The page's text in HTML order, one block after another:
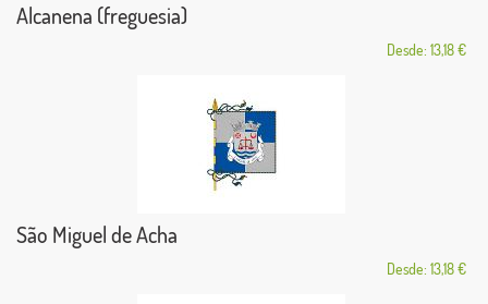
Alcanena (freguesia)
Desde: 13,18 €
São Miguel de Acha
Desde: 13,18 €